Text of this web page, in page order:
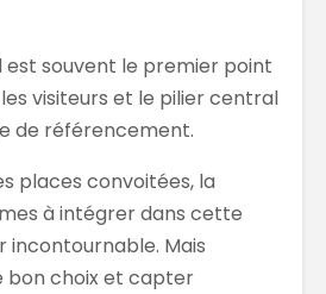
est souvent le premier point
visiteurs et le pilier central
de référencement.
places convoitées, la
à intégrer dans cette
incontournable. Mais
bon choix et capter